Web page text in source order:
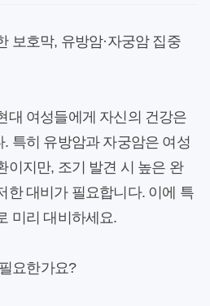
보호막, 유방암·자궁암 집중
대 여성들에게 자신의 건강은
특히 유방암과 자궁암은 여성
이지만, 조기 발견 시 높은 완
한 대비가 필요합니다. 이에 특
미리 대비하세요.
요한가요?